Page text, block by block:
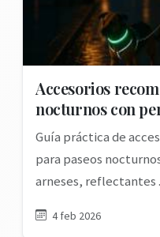
Accesorios
nocturnos con
Guía práctica de
para paseos
arneses, reflectantes
4 feb 2026